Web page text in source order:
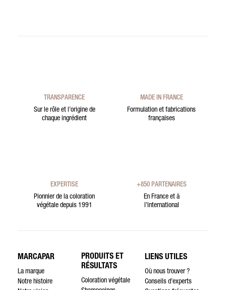
TRANSPARENCE
Sur le rôle et l’origine de
chaque ingrédient
MADE IN FRANCE
Formulation et fabrications
françaises
EXPERTISE
Pionnier de la coloration
végétale depuis 1991
+850 PARTENAIRES
En France et à
l’international
MARCAPAR
La marque
Notre histoire
PRODUITS ET
RÉSULTATS
Coloration végétale
LIENS UTILES
Où nous trouver ?
Conseils d’experts